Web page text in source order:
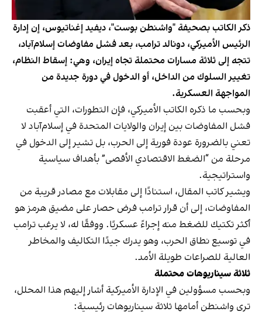
ذكر الكاتب بصحيفة "واشنطن بوست"، ديفيد إغناتيوس، إن إدارة
الرئيس الأميركي، دونالد ترامب، بعد فشل مفاوضات إسلام‌آباد،
تتجه إلى ثلاثة مسارات محتملة تجاه إيران، وهي: إسقاط النظام،
تغيير السلوك من الداخل، أو الدخول في دورة جديدة من
المواجهة العسكرية.
وبحسب ما ذكره الكاتب الأميركي، فإن التطورات، التي أعقبت
فشل المفاوضات بين إيران والولايات المتحدة في إسلام‌آباد لا
تعني بالضرورة عودة فورية إلى الحرب، بل تشير إلى الدخول في
مرحلة من “الضغط الاقتصادي الأقصى” بأهداف سياسية
واستراتيجية.
ويشير كاتب المقال، استنادًا إلى مقابلات مع مصادر قريبة من
المفاوضات، إلى أن قرار ترامب فرض حصار على مضيق هرمز هو
أكثر تكتيك للضغط منه إجراءً عسكريًا. ووفقًا له، لا يرغب ترامب
في توسيع نطاق الحرب، وهو يدرك جيدًا التكاليف والمخاطر
العالية للصراعات طويلة الأمد.
ثلاثة سيناريوهات محتملة
وبحسب مسؤولين في الإدارة الأميركية أشار إليهم هذا المحلل،
ترى واشنطن أمامها ثلاثة سيناريوهات رئيسية: